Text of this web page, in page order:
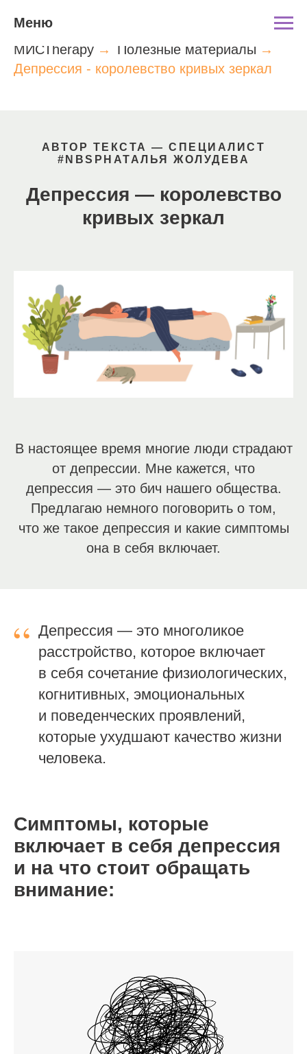
Меню
МИСТherapy → Полезные материалы →
Депрессия - королевство кривых зеркал
АВТОР ТЕКСТА — СПЕЦИАЛИСТ
#NBSPНАТАЛЬЯ ЖОЛУДЕВА
Депрессия — королевство
кривых зеркал
В настоящее время многие люди страдают
от депрессии. Мне кажется, что
депрессия — это бич нашего общества.
Предлагаю немного поговорить о том,
что же такое депрессия и какие симптомы
она в себя включает.
“ Депрессия — это многоликое
расстройство, которое включает
в себя сочетание физиологических,
когнитивных, эмоциональных
и поведенческих проявлений,
которые ухудшают качество жизни
человека.
Симптомы, которые
включает в себя депрессия
и на что стоит обращать
внимание: